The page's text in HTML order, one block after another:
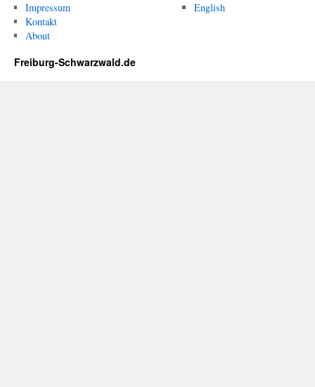
Impressum
Kontakt
About
English
Freiburg-Schwarzwald.de